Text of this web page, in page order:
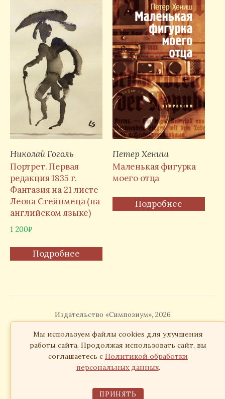
Николай Гоголь
Портрет. Первая
редакция 1835 г.
Фантазия на 21 листе
Леона Стейнмеца (на
английском языке)
1 200₽
Подробнее
Петер Хениш
Маленькая фигурка
моего отца
Подробнее
Издательство «Симпозиум», 2026
Согласие на обработку персональных данных
Мы используем файлы cookies для улучшения
работы сайта. Продолжая использовать сайт, вы
соглашаетесь с Политикой обработки
персональных данных.
ПРИНЯТЬ